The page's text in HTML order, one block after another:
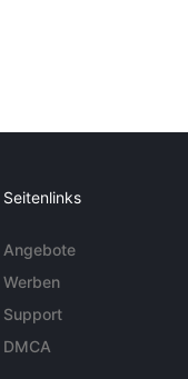
Seitenlinks
Angebote
Werben
Support
DMCA